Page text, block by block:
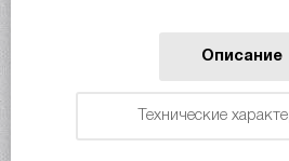
Описание
Технические